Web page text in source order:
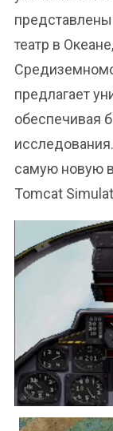
театр в
предлагает
обеспечивая
самую новую
Tomcat